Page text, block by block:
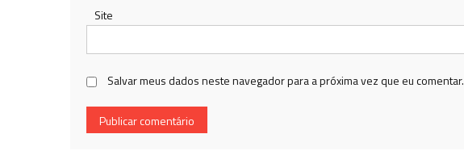
Site
Salvar meus dados neste navegador para a próxima vez que eu comentar.